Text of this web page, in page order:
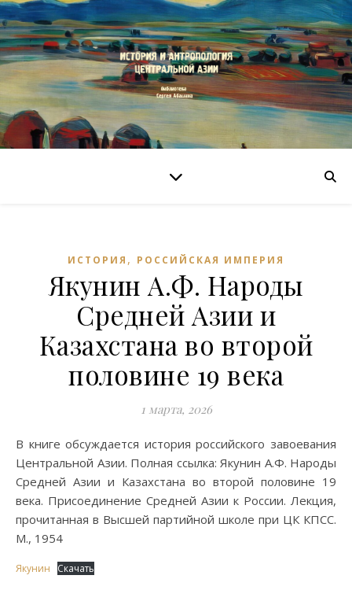
ИСТОРИЯ , РОССИЙСКАЯ ИМПЕРИЯ
Якунин А.Ф. Народы
Средней Азии и
Казахстана во второй
половине 19 века
1 марта, 2026
В книге обсуждается история российского завоевания
Центральной Азии. Полная ссылка: Якунин А.Ф. Народы
Средней Азии и Казахстана во второй половине 19
века. Присоединение Средней Азии к России. Лекция,
прочитанная в Высшей партийной школе при ЦК КПСС.
М., 1954
Якунин Скачать